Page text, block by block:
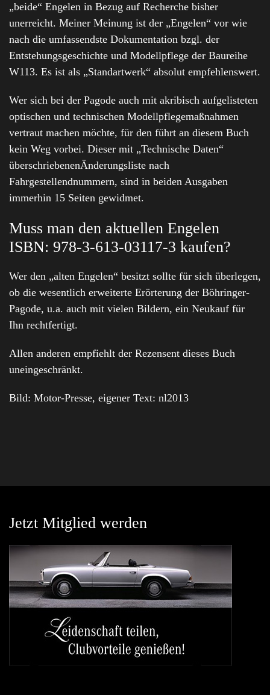
„beide“ Engelen in Bezug auf Recherche bisher
unerreicht. Meiner Meinung ist der „Engelen“ vor wie
nach die umfassendste Dokumentation bzgl. der
Entstehungsgeschichte und Modellpflege der Baureihe
W113. Es ist als „Standartwerk“ absolut empfehlenswert.
Wer sich bei der Pagode auch mit akribisch aufgelisteten
optischen und technischen Modellpflegemaßnahmen
vertraut machen möchte, für den führt an diesem Buch
kein Weg vorbei. Dieser mit „Technische Daten“
überschriebenenÄnderungsliste nach
Fahrgestellendnummern, sind in beiden Ausgaben
immerhin 15 Seiten gewidmet.
Muss man den aktuellen Engelen
ISBN: 978-3-613-03117-3 kaufen?
Wer den „alten Engelen“ besitzt sollte für sich überlegen,
ob die wesentlich erweiterte Erörterung der Böhringer-
Pagode, u.a. auch mit vielen Bildern, ein Neukauf für
Ihn rechtfertigt.
Allen anderen empfiehlt der Rezensent dieses Buch
uneingeschränkt.
Bild: Motor-Presse, eigener Text: nl2013
Jetzt Mitglied werden